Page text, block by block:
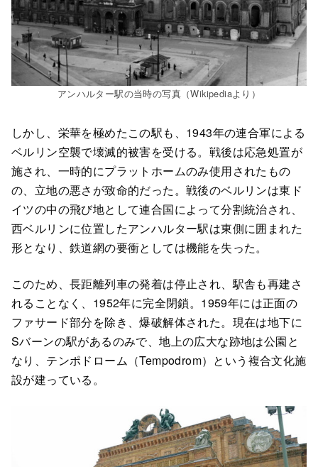
アンハルター駅の当時の写真（Wikipediaより）
しかし、栄華を極めたこの駅も、1943年の連合軍による
ベルリン空襲で壊滅的被害を受ける。戦後は応急処置が
施され、一時的にプラットホームのみ使用されたもの
の、立地の悪さが致命的だった。戦後のベルリンは東ド
イツの中の飛び地として連合国によって分割統治され、
西ベルリンに位置したアンハルター駅は東側に囲まれた
形となり、鉄道網の要衝としては機能を失った。
このため、長距離列車の発着は停止され、駅舎も再建さ
れることなく、1952年に完全閉鎖。1959年には正面の
ファサード部分を除き、爆破解体された。現在は地下に
Sバーンの駅があるのみで、地上の広大な跡地は公園と
なり、テンポドローム（Tempodrom）という複合文化施
設が建っている。